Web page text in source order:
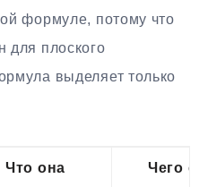
формуле, потому что
для плоского
выделяет только
Что она
Чего